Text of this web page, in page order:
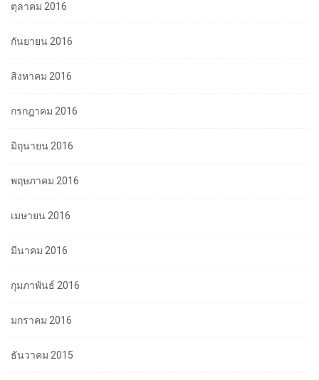
ตุลาคม 2016
กันยายน 2016
สิงหาคม 2016
กรกฎาคม 2016
มิถุนายน 2016
พฤษภาคม 2016
เมษายน 2016
มีนาคม 2016
กุมภาพันธ์ 2016
มกราคม 2016
ธันวาคม 2015